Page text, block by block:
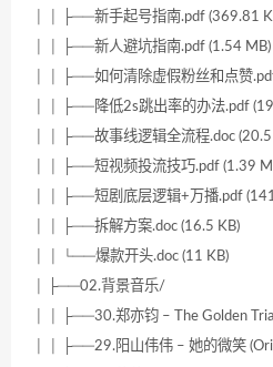
│ │ ├──新手起号指南.pdf (369.81
│ │ ├──新人避坑指南.pdf (1.54 MB)
│ │ ├──如何清除虚假粉丝和点赞
│ │ ├──降低2s跳出率的办法.pdf
│ │ ├──故事线逻辑全流程.doc (20.5
│ │ ├──短视频投流技巧.pdf (1.39
│ │ ├──短剧底层逻辑+万播.pdf
│ │ ├──拆解方案.doc (16.5 KB)
│ │ └──爆款开头.doc (11 KB)
│ ├──02.背景音乐/
│ │ ├──30.郑亦钧 – The Golden
│ │ ├──29.阳山伟伟 – 她的微笑